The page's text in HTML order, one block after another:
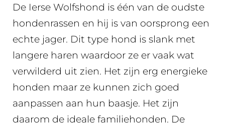
De Ierse Wolfshond is één van de oudste
hondenrassen en hij is van oorsprong een
echte jager. Dit type hond is slank met
langere haren waardoor ze er vaak wat
verwilderd uit zien. Het zijn erg energieke
honden maar ze kunnen zich goed
aanpassen aan hun baasje. Het zijn
daarom de ideale familiehonden. De